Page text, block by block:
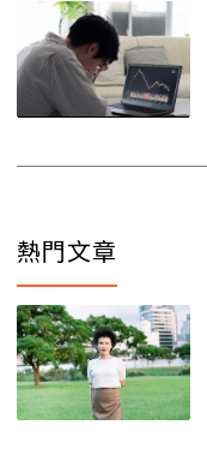
熱門文章